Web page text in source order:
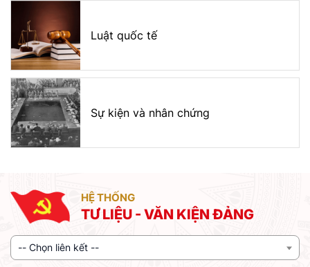
Luật quốc tế
Sự kiện và nhân chứng
HỆ THỐNG
TƯ LIỆU - VĂN KIỆN ĐẢNG
-- Chọn liên kết --